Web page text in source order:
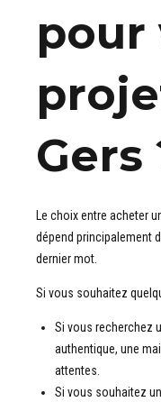
pour
Gers
Le choix entre acheter
dépend principalement
dernier mot.
Si vous souhaitez
Si vous recherchez
authentique, une
attentes.
Si vous souhaitez